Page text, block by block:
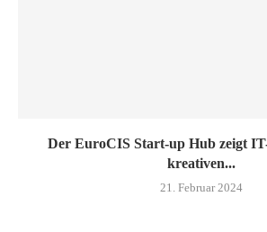
Der EuroCIS Start-up Hub zeigt
kreativen...
21. Februar 2024